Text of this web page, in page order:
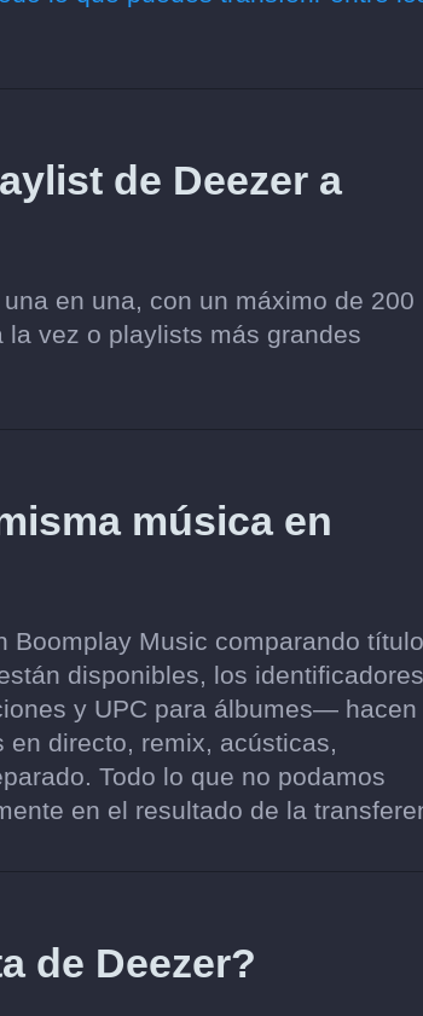
de Deezer a
en una, con un máximo de 200
vez o playlists más grandes
música en
Boomplay Music comparando
disponibles, los identificadores
y UPC para álbumes— hacen
directo, remix, acústicas,
Todo lo que no podamos
en el resultado de la
de Deezer?